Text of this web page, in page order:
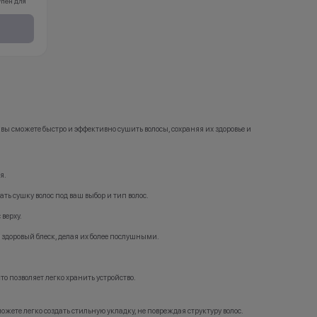
что и у
сможете быстро и эффективно сушить волосы, сохраняя их здоровье и
сушку волос под ваш выбор и тип волос.
блеск, делая их более послушными.
легко хранить устройство.
легко создать стильную укладку, не повреждая структуру волос.